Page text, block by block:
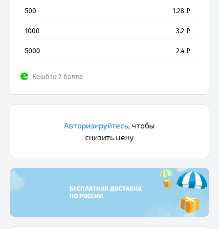
500 1.28 ₽
1000 3.2 ₽
5000 2.4 ₽
Кешбэк 2 балла
Авторизируйтесь, чтобы
снизить цену